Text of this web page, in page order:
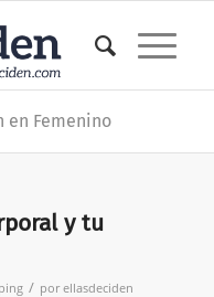
en Femenino
y tu
/ porellasdeciden